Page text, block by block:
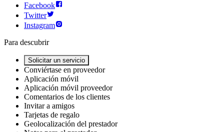
Facebook
Twitter
Instagram
Para descubrir
Solicitar un servicio
Conviértase en proveedor
Aplicación móvil
Aplicación móvil proveedor
Comentarios de los clientes
Invitar a amigos
Tarjetas de regalo
Geolocalización del prestador